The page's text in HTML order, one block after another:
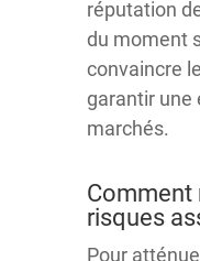
réputation
du moment
convaincre
garantir une
marchés.
Comment
risques
Pour